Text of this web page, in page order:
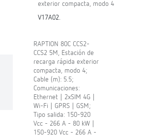
exterior compacta, modo 4
V17A02.
RAPTION 80C CCS2-
CCS2 5M, Estación de
recarga rápida exterior
compacta, modo 4;
Cable (m): 5.5;
Comunicaciones:
Ethernet | 2xSIM 4G |
Wi-Fi | GPRS | GSM;
Tipo salida: 150-920
Vcc - 266 A - 80 kW |
150-920 Vcc - 266 A -